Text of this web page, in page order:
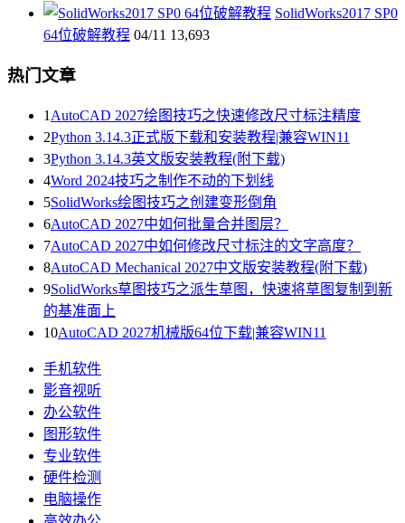
SolidWorks2017 SP0
64位破解教程 04/11 13,693
热门文章
1 AutoCAD 2027绘图技巧之快速修改尺寸标注精度
2Python 3.14.3正式版下载和安装教程|兼容WIN11
3Python 3.14.3英文版安装教程(附下载)
4Word 2024技巧之制作不动的下划线
5SolidWorks绘图技巧之创建变形倒角
6AutoCAD 2027中如何批量合并图层？
7AutoCAD 2027中如何修改尺寸标注的文字高度？
8AutoCAD Mechanical 2027中文版安装教程(附下载)
9SolidWorks草图技巧之派生草图，快速将草图复制到新
的基准面上
10AutoCAD 2027机械版64位下载|兼容WIN11
手机软件
影音视听
办公软件
图形软件
专业软件
硬件检测
电脑操作